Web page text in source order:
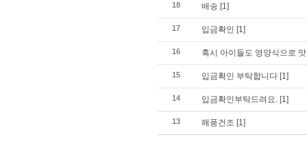
18 배송 [1]
17 입금확인 [1]
16 혹시 아이들도 영양식으로
15 입금확인 부탁합니다 [1]
14 입금확인부탁드려요. [1]
13 해풍건조 [1]